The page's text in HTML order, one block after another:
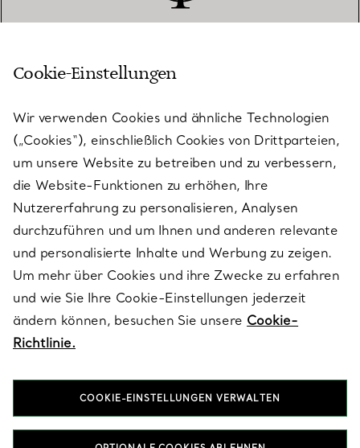
KUNDENSERVICE
SERVICES
ÜBER TIFFANY & CO.
RECHTLICHE HINWEISE
FOLGEN SIE UNS
Cookie-Einstellungen
Wir verwenden Cookies und ähnliche Technologien
(„Cookies“), einschließlich Cookies von Drittparteien,
um unsere Website zu betreiben und zu verbessern,
die Website-Funktionen zu erhöhen, Ihre
Nutzererfahrung zu personalisieren, Analysen
durchzuführen und um Ihnen und anderen relevante
und personalisierte Inhalte und Werbung zu zeigen.
Um mehr über Cookies und ihre Zwecke zu erfahren
und wie Sie Ihre Cookie-Einstellungen jederzeit
ändern können, besuchen Sie unsere Cookie-
Richtlinie.
COOKIE-EINSTELLUNGEN VERWALTEN